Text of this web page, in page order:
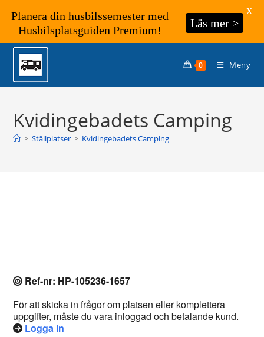
Hoppa
innehållet
0 Meny
Kvidingebadets Camping
> Ställplatser > Kvidingebadets Camping
Ref-nr: HP-105236-1657
För att skicka in frågor om platsen eller komplettera
uppgifter, måste du vara inloggad och betalande kund.
Logga in
Planera din husbilssemester med
Husbilsplatsguiden Premium!
Läs mer >
X